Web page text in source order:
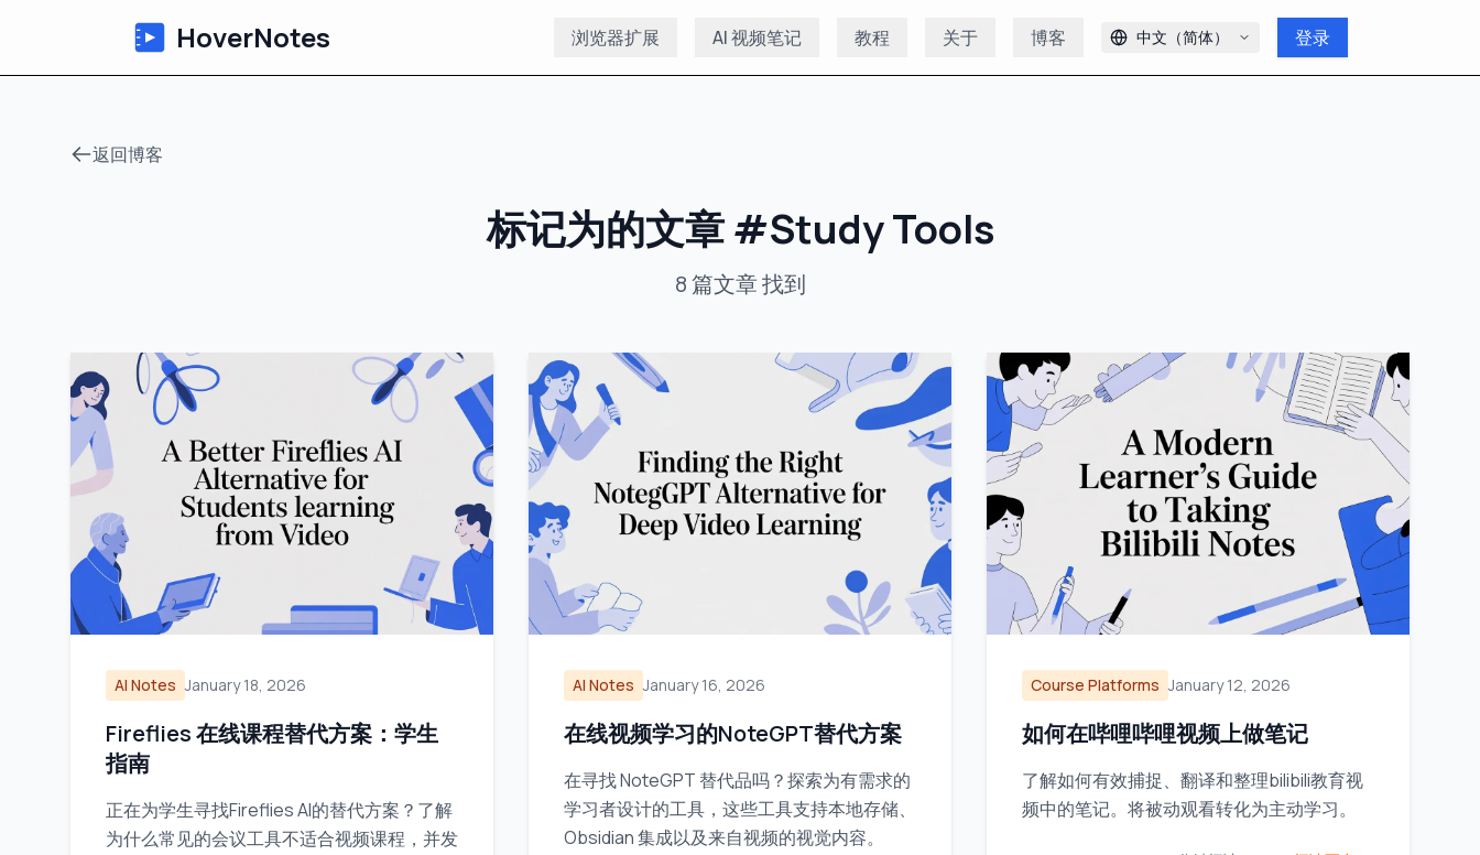
HoverNotes 浏览器扩展 AI 视频笔记 教程 关于 博客 中文（简体） 登录
返回博客
标记为的文章#Study Tools
8篇文章找到
AI Notes January 18, 2026
Fireflies 在线课程替代方案：学生
指南
正在为学生寻找Fireflies AI的替代方案？了解
为什么常见的会议工具不适合视频课程，并发
AI Notes January 16, 2026
在线视频学习的NoteGPT替代方案
在寻找 NoteGPT 替代品吗？探索为有需求的
学习者设计的工具，这些工具支持本地存储、
Obsidian 集成以及来自视频的视觉内容。
Course Platforms January 12, 2026
如何在哔哩哔哩视频上做笔记
了解如何有效捕捉、翻译和整理bilibili教育视
频中的笔记。将被动观看转化为主动学习。